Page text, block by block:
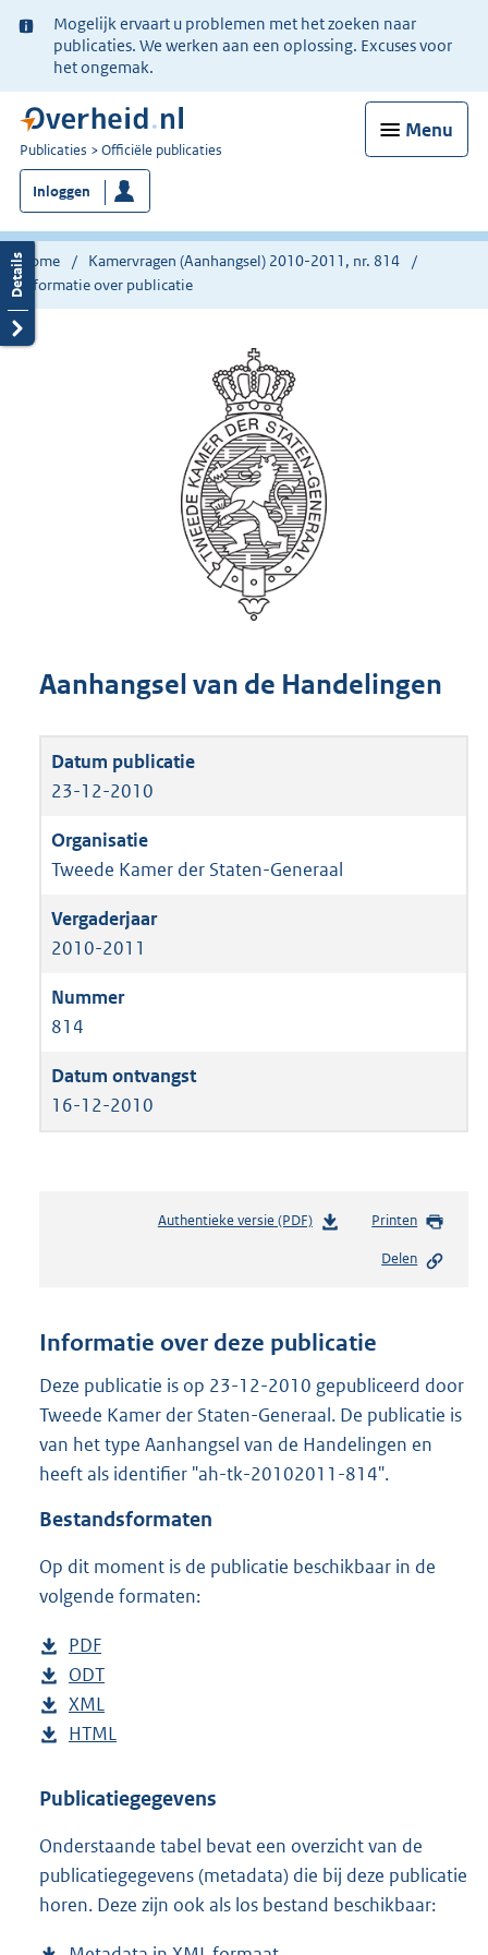
Ter
informatie:
Mogelijk ervaart u problemen met het zoeken naar
publicaties. We werken aan een oplossing. Excuses voor
het ongemak.
Menu
U
bent
nu
hier:
Publicaties Officiële publicaties
Inloggen
Home
Kamervragen (Aanhangsel) 2010-2011, nr. 814
Informatie over publicatie
Aanhangsel van de Handelingen
23-12-2010
Tweede Kamer der Staten-Generaal
2010-2011
814
16-12-2010
Authentieke versie (PDF)b
n
s
r
o
o
:
Printen
Delen
Informatie over deze publicatie
Deze publicatie is op 23-12-2010 gepubliceerd door
Tweede Kamer der Staten-Generaal. De publicatie is
van het type Aanhangsel van de Handelingen en
heeft als identifier "ah-tk-20102011-814".
Bestandsformaten
Op dit moment is de publicatie beschikbaar in de
volgende formaten:
D
o
w
n
o
d
p
u
PDF
e
s
t
n
s
g
r
D
o
w
l
a
d
p
ODT
s
a
d
s
g
D
o
n
o
a
d
XML
e
t
n
d
s
D
w
l
o
a
HTML
s
a
n
d
Publicatiegegevens
Onderstaande tabel bevat een overzicht van de
publicatiegegevens (metadata) die bij deze publicatie
horen. Deze zijn ook als los bestand beschikbaar: